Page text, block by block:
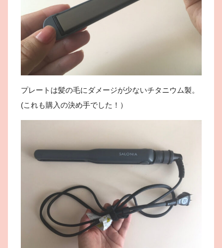
プレートは髪の毛にダメージが少ないチタニウム製。
(これも購入の決め手でした！）